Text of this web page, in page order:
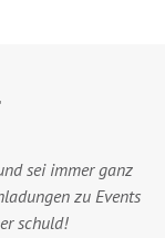
sei immer ganz
zu Events
schuld!